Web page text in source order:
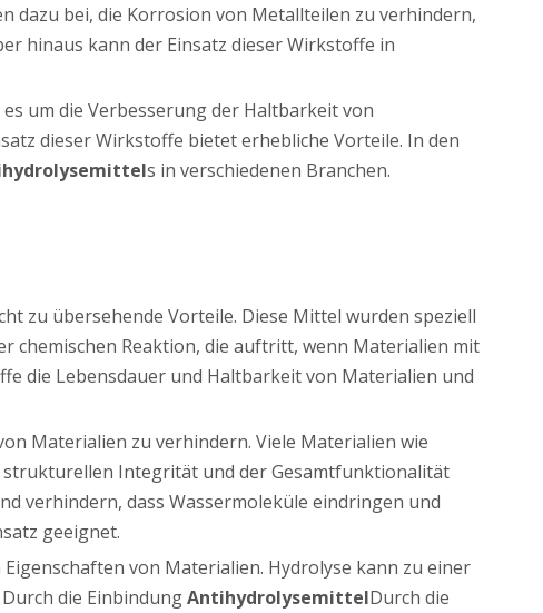
dazu bei, die Korrosion von Metallteilen zu verhindern,
hinaus kann der Einsatz dieser Wirkstoffe in
es um die Verbesserung der Haltbarkeit von
dieser Wirkstoffe bietet erhebliche Vorteile. In den
s in verschiedenen Branchen.
zu übersehende Vorteile. Diese Mittel wurden speziell
chemischen Reaktion, die auftritt, wenn Materialien mit
die Lebensdauer und Haltbarkeit von Materialien und
Materialien zu verhindern. Viele Materialien wie
strukturellen Integrität und der Gesamtfunktionalität
verhindern, dass Wassermoleküle eindringen und
geeignet.
von Materialien. Hydrolyse kann zu einer
die EinbindungAntihydrolysemittelDurch die